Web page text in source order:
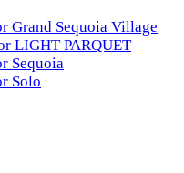
Grand Sequoia Village
LIGHT PARQUET
Sequoia
Solo